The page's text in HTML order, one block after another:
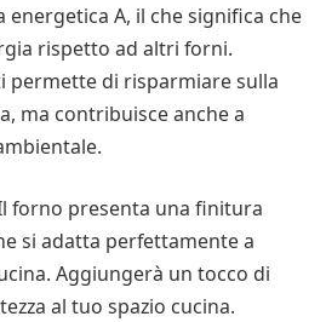
energetica A, il che significa che
rispetto ad altri forni.
permette di risparmiare sulla
ma contribuisce anche a
forno presenta una finitura
si adatta perfettamente a
Aggiungerà un tocco di
al tuo spazio cucina.